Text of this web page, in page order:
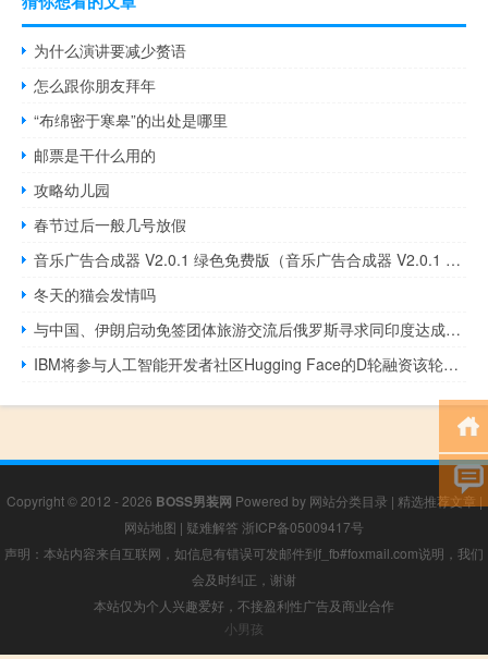
为什么演讲要减少赘语
怎么跟你朋友拜年
“布绵密于寒皋”的出处是哪里
邮票是干什么用的
攻略幼儿园
春节过后一般几号放假
音乐广告合成器 V2.0.1 绿色免费版（音乐广告合成器 V2.0.1 绿色免费版功能简介）
冬天的猫会发情吗
与中国、伊朗启动免签团体旅游交流后俄罗斯寻求同印度达成协议
IBM将参与人工智能开发者社区Hugging Face的D轮融资该轮融资拟募资2.35亿美元
Copyright © 2012 - 2026 BOSS男装网 Powered by 网站分类目录 | 精选推荐文章 |
网站地图 | 疑难解答 浙ICP备05009417号
声明：本站内容来自互联网，如信息有错误可发邮件到f_fb#foxmail.com说明，我们
会及时纠正，谢谢
本站仅为个人兴趣爱好，不接盈利性广告及商业合作
小男孩